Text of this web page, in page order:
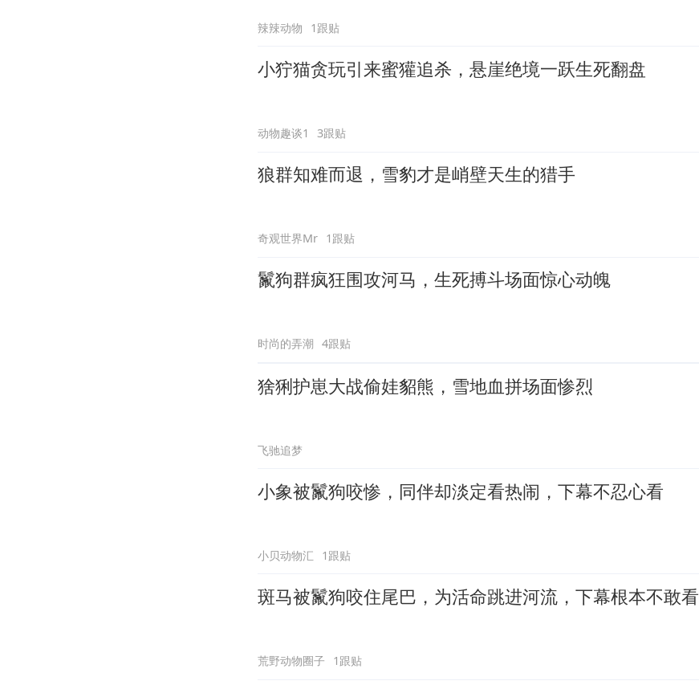
辣辣动物 1跟贴
小狞猫贪玩引来蜜獾追杀，悬崖绝境一跃生死翻盘
动物趣谈1 3跟贴
狼群知难而退，雪豹才是峭壁天生的猎手
奇观世界Mr 1跟贴
鬣狗群疯狂围攻河马，生死搏斗场面惊心动魄
时尚的弄潮 4跟贴
猞猁护崽大战偷娃貂熊，雪地血拼场面惨烈
飞驰追梦
小象被鬣狗咬惨，同伴却淡定看热闹，下幕不忍心看
小贝动物汇 1跟贴
斑马被鬣狗咬住尾巴，为活命跳进河流，下幕根本不敢看
荒野动物圈子 1跟贴